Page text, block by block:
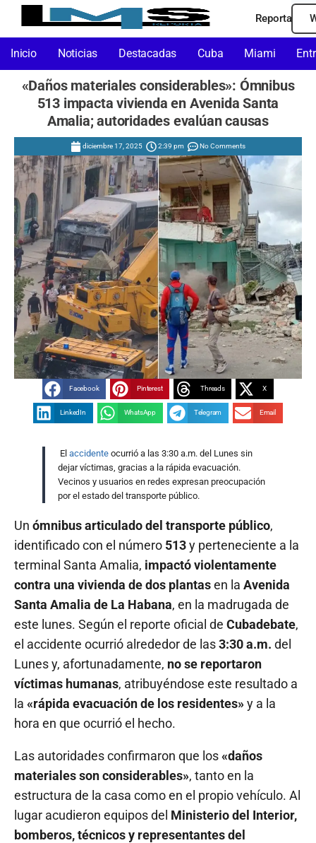
Reporta
Inicio Noticias Destacadas Cuba Miami
«Daños materiales considerables»: Ómnibus
513 impacta vivienda en Avenida Santa
Amalia; autoridades evalúan causas
diciembre 17, 2025 2:39 pm No Comments
Facebook Pinterest Threads X
LinkedIn WhatsApp Telegram Email
El accidente ocurrió a las 3:30 a.m. del Lunes sin
dejar víctimas, gracias a la rápida evacuación.
Vecinos y usuarios en redes expresan preocupación
por el estado del transporte público.
Un ómnibus articulado del transporte público,
identificado con el número 513y perteneciente a la
terminal Santa Amalia, impactó violentamente
contra una vivienda de dos plantasen la Avenida
Santa Amalia de La Habana, en la madrugada de
este lunes. Según el reporte oficial de Cubadebate,
el accidente ocurrió alrededor de las3:30 a.m. del
Lunes y, afortunadamente, no se reportaron
víctimas humanas, atribuyéndose este resultado a
la «rápida evacuación de los residentes»y a la
hora en que ocurrió el hecho.
Las autoridades confirmaron que los«daños
materiales son considerables», tanto en la
estructura de la casa como en el propio vehículo. Al
lugar acudieron equipos del Ministerio del Interior,
bomberos, técnicos y representantes del